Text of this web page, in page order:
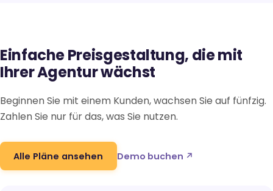
Einfache Preisgestaltung, die mit
Ihrer Agentur wächst
Beginnen Sie mit einem Kunden, wachsen Sie auf fünfzig.
Zahlen Sie nur für das, was Sie nutzen.
Alle Pläne ansehen Demo buchen ↗